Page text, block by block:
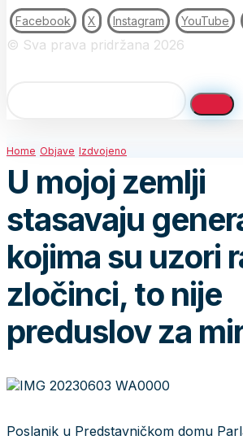
Facebook X Instagram YouTube
© Sva prava pridržana 2026
Home Objave Izdvojeno
U mojoj zemlji
stasavaju
kojima su uzori
zločinci, to nije
preduslov za
Poslanik u Predstavničkom domu